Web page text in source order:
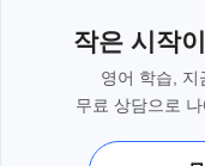
작은 시작
영어 학습, 지
무료 상담으로